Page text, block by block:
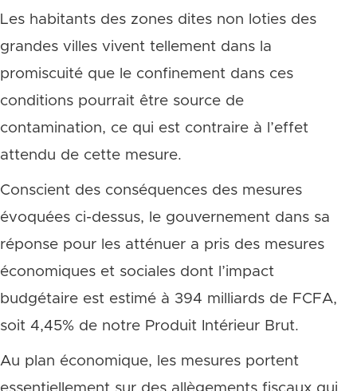
Les habitants des zones dites non loties des
grandes villes vivent tellement dans la
promiscuité que le confinement dans ces
conditions pourrait être source de
contamination, ce qui est contraire à l’effet
attendu de cette mesure.
Conscient des conséquences des mesures
évoquées ci-dessus, le gouvernement dans sa
réponse pour les atténuer a pris des mesures
économiques et sociales dont l’impact
budgétaire est estimé à 394 milliards de FCFA,
soit 4,45% de notre Produit Intérieur Brut.
Au plan économique, les mesures portent